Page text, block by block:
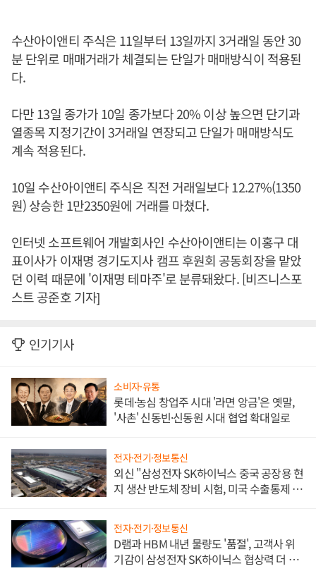
수산아이앤티 주식은 11일부터 13일까지 3거래일 동안 30
분 단위로 매매거래가 체결되는 단일가 매매방식이 적용된
다.
다만 13일 종가가 10일 종가보다 20% 이상 높으면 단기과
열종목 지정기간이 3거래일 연장되고 단일가 매매방식도
계속 적용된다.
10일 수산아이앤티 주식은 직전 거래일보다 12.27%(1350
원) 상승한 1만2350원에 거래를 마쳤다.
인터넷 소프트웨어 개발회사인 수산아이앤티는 이홍구 대
표이사가 이재명 경기도지사 캠프 후원회 공동회장을 맡았
던 이력 때문에 '이재명 테마주'로 분류돼왔다. [비즈니스포
스트 공준호 기자]
인기기사
소비자·유통
롯데·농심 창업주 시대 '라면 앙금'은 옛말,
'사촌' 신동빈·신동원 시대 협업 확대일로
전자·전기·정보통신
외신 "삼성전자 SK하이닉스 중국 공장용 현
지 생산 반도체 장비 시험, 미국 수출통제 대
전자·전기·정보통신
D램과 HBM 내년 물량도 '품절', 고객사 위
기감이 삼성전자 SK하이닉스 협상력 더 키